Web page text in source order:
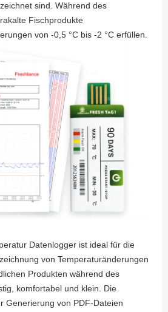
sind. Während des
Fischprodukte
von -0,5 °C bis -2 °C erfüllen.
Datenlogger ist ideal für die
von Temperaturänderungen
Produkten während des
komfortabel und klein. Die
Generierung von PDF-Dateien